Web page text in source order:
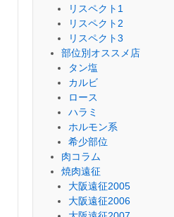
リスペクト1
リスペクト2
リスペクト3
部位別オススメ店
タン塩
カルビ
ロース
ハラミ
ホルモン系
希少部位
肉コラム
焼肉遠征
大阪遠征2005
大阪遠征2006